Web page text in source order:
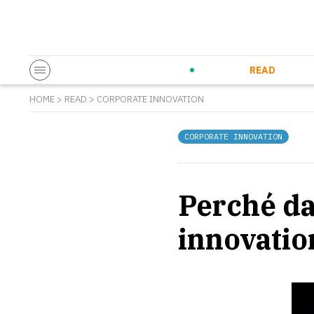
READ
HOME > READ > CORPORATE INNOVATION
CORPORATE INNOVATION
Perché